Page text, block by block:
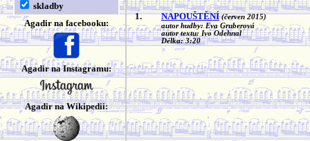
skladby
Agadir na facebooku:
Agadir na Instagramu:
Agadir na Wikipedii:
1. NAPOUŠTĚNÍ (červen 2015)
autor hudby: Eva Gruberová
autor textu: Ivo Odehnal
Délka: 3:20